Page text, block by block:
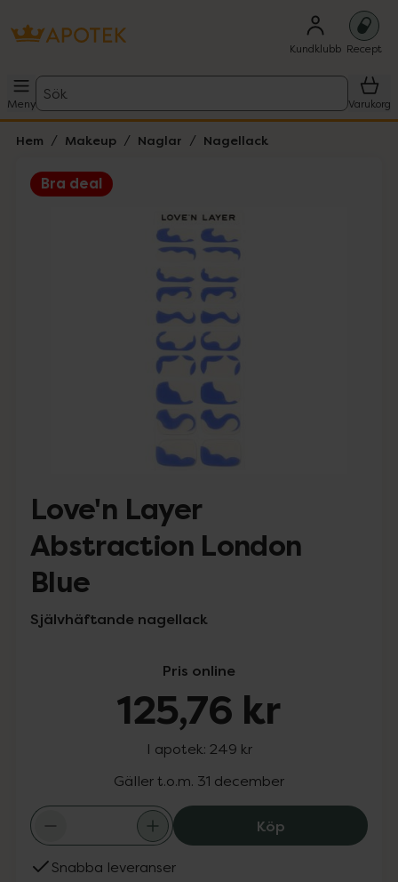
Kundklubb Recept
Meny
Sök
Varukorg
Hem Makeup Naglar Nagellack
Bra deal
Lista: . Innehåller 3 objekt.
Love'n Layer
Abstraction London
Blue
Självhäftande nagellack
Pris online
125,76 kr
I apotek: 249 kr
Gäller t.o.m. 31 december
KöpLove'n Layer
Snabba leveranser